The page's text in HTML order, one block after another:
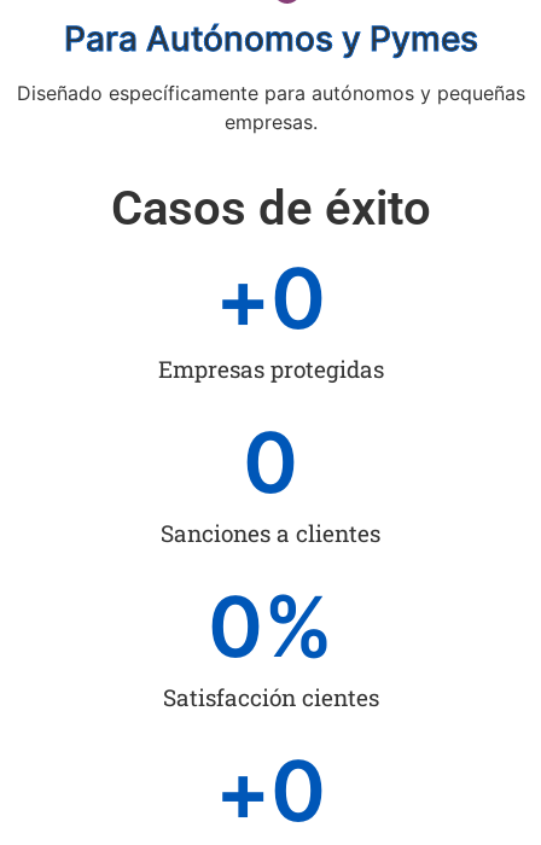
Para Autónomos y Pymes
Diseñado específicamente para autónomos y pequeñas
empresas.
Casos de éxito
Empresas protegidas
+0
Sanciones a clientes
0
Satisfacción cientes
0%
+0